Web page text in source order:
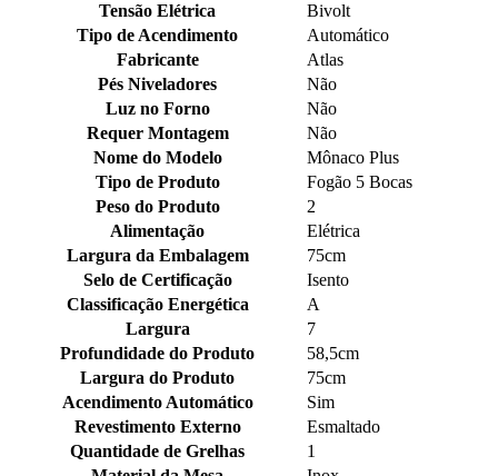
Tensão Elétrica
Bivolt
Tipo de Acendimento
Automático
Fabricante
Atlas
Pés Niveladores
Não
Luz no Forno
Não
Requer Montagem
Não
Nome do Modelo
Mônaco Plus
Tipo de Produto
Fogão 5 Bocas
Peso do Produto
2
Alimentação
Elétrica
Largura da Embalagem
75cm
Selo de Certificação
Isento
Classificação Energética
A
Largura
7
Profundidade do Produto
58,5cm
Largura do Produto
75cm
Acendimento Automático
Sim
Revestimento Externo
Esmaltado
Quantidade de Grelhas
1